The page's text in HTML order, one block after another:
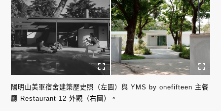
陽明山美軍宿舍建築歷史照（左圖）與 YMS by onefifteen 主餐
廳 Restaurant 12 外觀（右圖）。